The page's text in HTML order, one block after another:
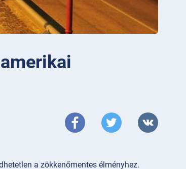
a zökkenőmentes élményhez.